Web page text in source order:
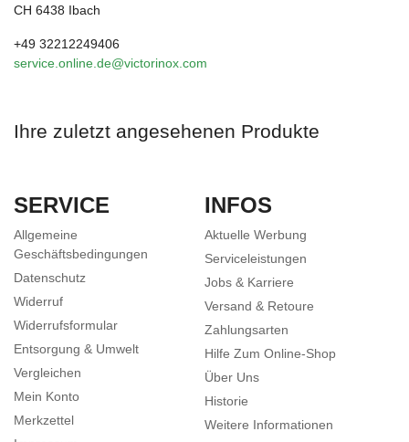
CH 6438 Ibach
+49 32212249406
service.online.de@victorinox.com
Ihre zuletzt angesehenen Produkte
SERVICE
Allgemeine
Geschäftsbedingungen
Datenschutz
Widerruf
Widerrufsformular
Entsorgung & Umwelt
Vergleichen
Mein Konto
Merkzettel
INFOS
Aktuelle Werbung
Serviceleistungen
Jobs & Karriere
Versand & Retoure
Zahlungsarten
Hilfe Zum Online-Shop
Über Uns
Historie
Weitere Informationen